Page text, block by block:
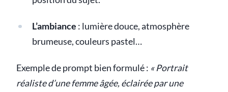
L’ambiance : lumière douce, atmosphère
brumeuse, couleurs pastel…
Exemple de prompt bien formulé : « Portrait
réaliste d’une femme âgée, éclairée par une